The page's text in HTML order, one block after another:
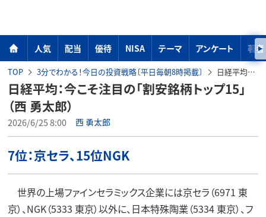
人気 配当 優待 NISA テーマ アンケート 著者
TOP 3分でわかる！今日の投資戦略〔平日毎朝8時掲載〕 日経平均：今こそ注目の「割安銘柄トップ15」（西 勇太郎）
日経平均：今こそ注目の「割安銘柄トップ15」
（西 勇太郎）
2026/6/25 8:00 西 勇太郎
7位：京セラ、15位NGK
世界の上場ファインセラミックス企業には京セラ（6971 東
京）、NGK（5333 東京）以外に、日本特殊陶業（5334 東京）、フ